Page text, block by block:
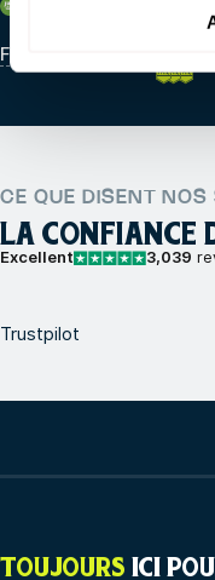
FMTC Ras Tanura
CE QUE DISENT NOS
LA CONFIANCE
Excellent 3,039
Trustpilot
TOUJOURS ICI